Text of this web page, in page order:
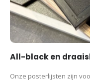
All-black en
Onze posterlijsten zijn